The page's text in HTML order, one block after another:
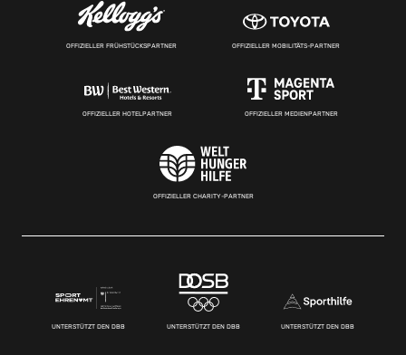
OFFIZIELLER FRÜHSTÜCKSPARTNER OFFIZIELLER MOBILITÄTS-PARTNER
OFFIZIELLER HOTELPARTNER OFFIZIELLER MEDIENPARTNER
OFFIZIELLER CHARITY-PARTNER
UNTERSTÜTZT DEN DBB UNTERSTÜTZT DEN DBB UNTERSTÜTZT DEN DBB